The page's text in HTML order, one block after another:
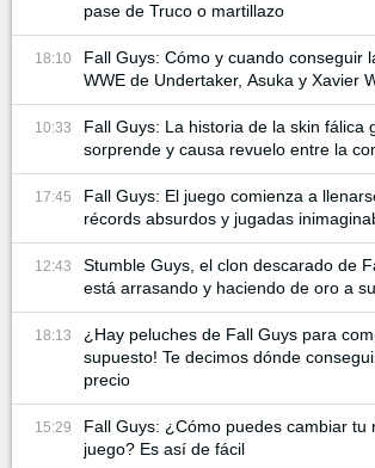
pase de Truco o martillazo
18:10
Fall Guys: Cómo y cuando conseguir
WWE de Undertaker, Asuka y
10:33
Fall Guys: La historia de la skin fálica
sorprende y causa revuelo entre la
17:45
Fall Guys: El juego comienza a
récords absurdos y jugadas
12:43
Stumble Guys, el clon descarado de
está arrasando y haciendo de oro a
18:13
¿Hay peluches de Fall Guys para
supuesto! Te decimos dónde
precio
15:29
Fall Guys: ¿Cómo puedes cambiar tu
juego? Es así de fácil